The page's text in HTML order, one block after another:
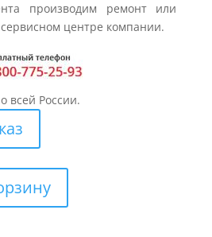
производим ремонт или
сервисном центре компании.
всей России.